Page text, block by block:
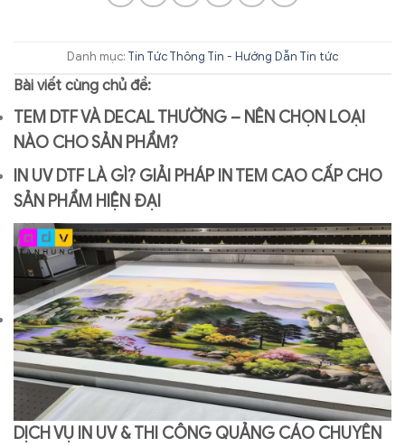
Danh mục: Tin TứcThông Tin - Hướng Dẫn Tin tức
Bài viết cùng chủ đề:
TEM DTF VÀ DECAL THƯỜNG – NÊN CHỌN LOẠI
NÀO CHO SẢN PHẨM?
IN UV DTF LÀ GÌ? GIẢI PHÁP IN TEM CAO CẤP CHO
SẢN PHẨM HIỆN ĐẠI
DỊCH VỤ IN UV & THI CÔNG QUẢNG CÁO CHUYÊN